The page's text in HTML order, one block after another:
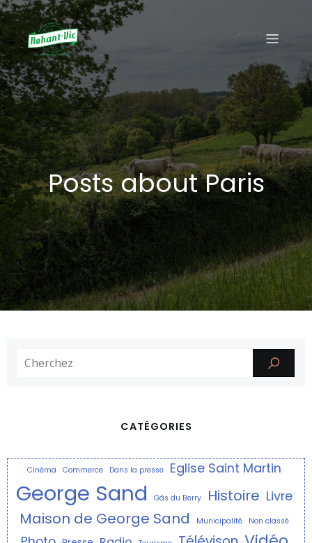
Posts about Paris
CATÉGORIES
Cinéma Commerce Dans la presse Eglise Saint Martin
George Sand Gâs du Berry Histoire Livre
Maison de George Sand Municipalité Non classé